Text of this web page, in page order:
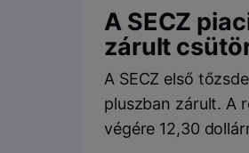
A SECZ
zárult
A SECZ első
pluszban zárult. A
végére 12,30